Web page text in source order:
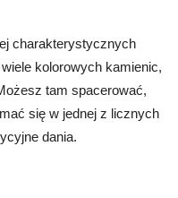
charakterystycznych
kolorowych kamienic,
tam spacerować,
się w jednej z licznych
dania.